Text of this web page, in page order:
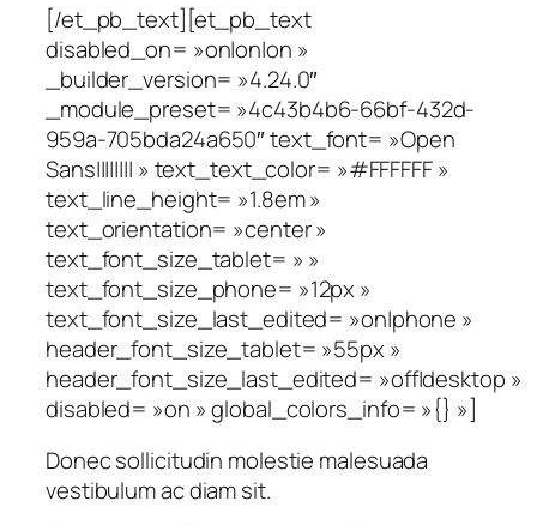
[/et_pb_text][et_pb_text
disabled_on= »on|on|on »
_builder_version= »4.24.0″
_module_preset= »4c43b4b6-66bf-432d-
959a-705bda24a650″ text_font= »Open
Sans|||||||| » text_text_color= »#FFFFFF »
text_line_height= »1.8em »
text_orientation= »center »
text_font_size_tablet= » »
text_font_size_phone= »12px »
text_font_size_last_edited= »on|phone »
header_font_size_tablet= »55px »
header_font_size_last_edited= »off|desktop »
disabled= »on » global_colors_info= »{} »]
Donec sollicitudin molestie malesuada
vestibulum ac diam sit.